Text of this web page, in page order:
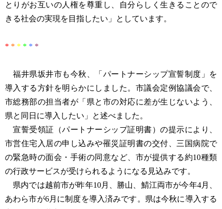
とりがお互いの人権を尊重し、自分らしく生きることので
きる社会の実現を目指したい」としています。
* * * * * *
福井県坂井市も今秋、「パートナーシップ宣誓制度」を
導入する方針を明らかにしました。市議会定例協議会で、
市総務部の担当者が「県と市の対応に差が生じないよう、
県と同日に導入したい」と述べました。
宣誓受領証（パートナーシップ証明書）の提示により、
市営住宅入居の申し込みや罹災証明書の交付、三国病院で
の緊急時の面会・手術の同意など、市が提供する約10種類
の行政サービスが受けられるようになる見込みです。
県内では越前市が昨年10月、勝山、鯖江両市が今年4月、
あわら市が6月に制度を導入済みです。県は今秋に導入する